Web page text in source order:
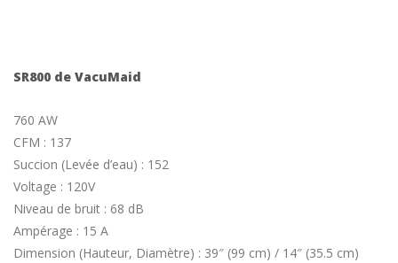
SR800 de VacuMaid
760 AW
CFM : 137
Succion (Levée d’eau) : 152
Voltage : 120V
Niveau de bruit : 68 dB
Ampérage : 15 A
Dimension (Hauteur, Diamètre) : 39″ (99 cm) / 14″ (35.5 cm)